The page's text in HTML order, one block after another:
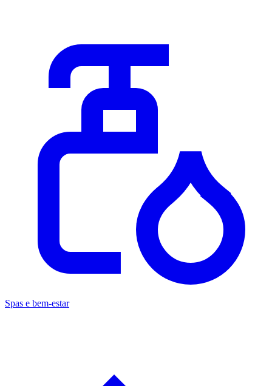
Spas e bem-estar